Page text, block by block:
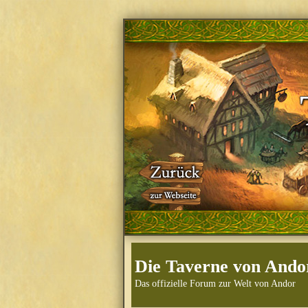
Die Taverne von
Das offizielle Forum zur Welt von Andor